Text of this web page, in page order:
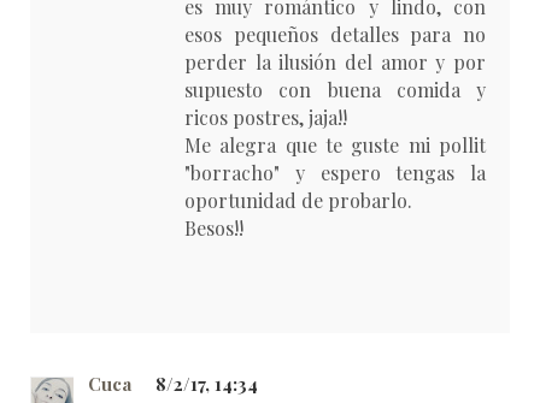
es muy romántico y lindo, con
esos pequeños detalles para no
perder la ilusión del amor y por
supuesto con buena comida y
ricos postres, jaja!!
Me alegra que te guste mi pollit
"borracho" y espero tengas la
oportunidad de probarlo.
Besos!!
Cuca 8/2/17, 14:34